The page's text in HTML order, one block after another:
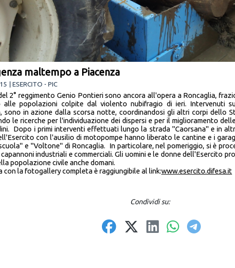
maltempo a Piacenza
| ESERCITO - PIC
2° reggimento Genio Pontieri sono ancora all'opera a Roncaglia,
alle popolazioni colpite dal violento nubifragio di ieri. Intervenuti
sono in azione dalla scorsa notte, coordinandosi gli altri corpi dello
le ricerche per l'individuazione dei dispersi e per il miglioramento
Dopo i primi interventi effettuati lungo la strada "Caorsana" e in
con l'ausilio di motopompe hanno liberato le cantine e i
e "Voltone" di Roncaglia. In particolare, nel pomeriggio, si è
industriali e commerciali. Gli uomini e le donne dell'Esercito
popolazione civile anche domani.
con la fotogallery completa è raggiungibile al link:www.esercito.difesa.it
Condividi su: